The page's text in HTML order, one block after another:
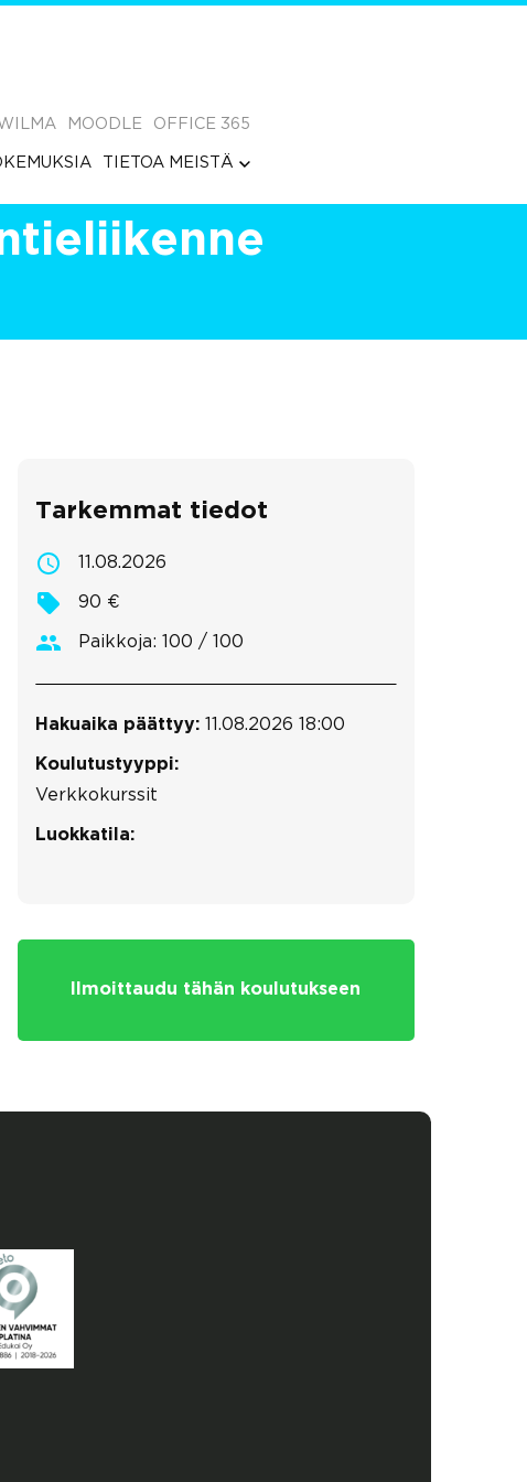
MOODLE OFFICE 365
TIETOA MEISTÄ
Tarkemmat tiedot
11.08.2026
90 €
Paikkoja: 100 / 100
Hakuaika päättyy: 11.08.2026 18:00
Koulutustyyppi:
Verkkokurssit
Luokkatila:
Ilmoittaudu tähän koulutukseen